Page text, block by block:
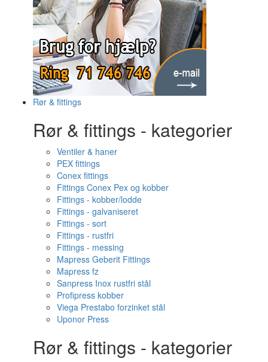
Rør & fittings
Rør & fittings - kategorier
Ventiler & haner
PEX fittings
Conex fittings
Fittings Conex Pex og kobber
Fittings - kobber/lodde
Fittings - galvaniseret
Fittings - sort
Fittings - rustfri
Fittings - messing
Mapress Geberit Fittings
Mapress fz
Sanpress Inox rustfri stål
Profipress kobber
Viega Prestabo forzinket stål
Uponor Press
Rør & fittings - kategorier